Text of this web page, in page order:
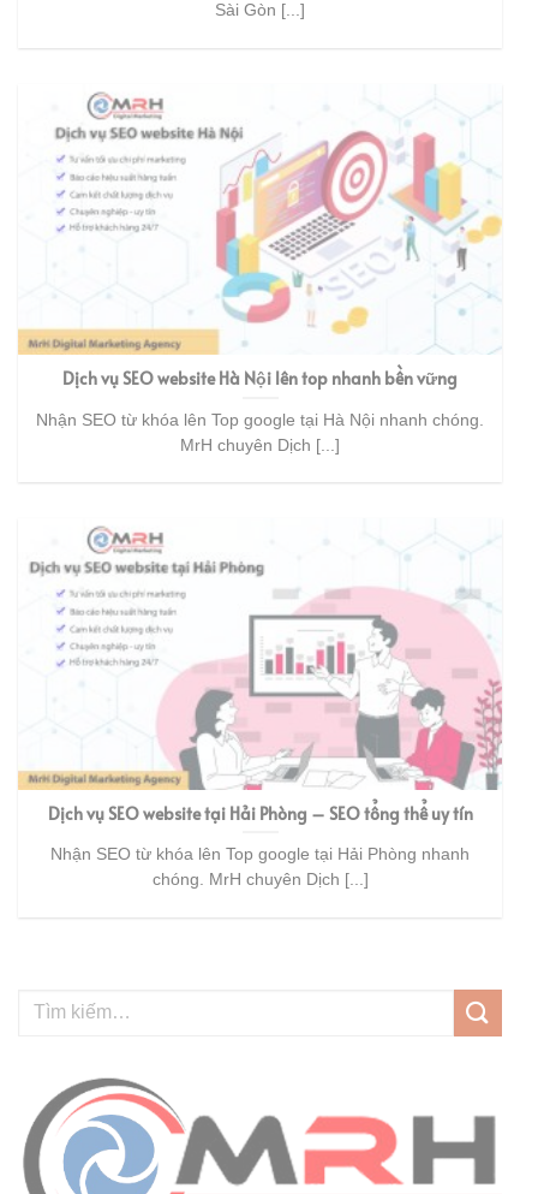
Sài Gòn [...]
Dịch vụ SEO website Hà Nội lên top nhanh bền vững
Nhận SEO từ khóa lên Top google tại Hà Nội nhanh chóng.
MrH chuyên Dịch [...]
Dịch vụ SEO website tại Hải Phòng – SEO tổng thể uy tín
Nhận SEO từ khóa lên Top google tại Hải Phòng nhanh
chóng. MrH chuyên Dịch [...]